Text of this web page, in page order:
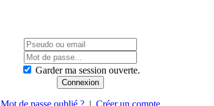
Garder ma session ouverte.
Mot de passe oublié ?| Créer un compte